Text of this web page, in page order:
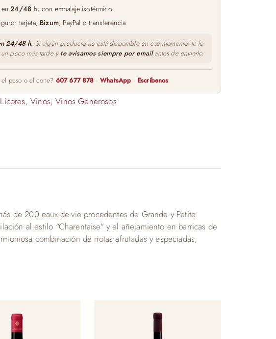
en24/48 h, con embalaje isotérmico
tarjeta, Bizum, PayPal o transferencia
24/48 h. Si algún producto no está disponible en ese momento, te lo
un poco más tarde y te avisamos siempre por emailantes de enviarlo.
el peso o el corte? 607 677 878 ·WhatsApp · Escríbenos
Licores, Vinos,Vinos Generosos
de 200 eaux-de-vie procedentes de Grande y Petite
al estilo “Charentaise” y el añejamiento en barricas de
combinación de notas afrutadas y especiadas,